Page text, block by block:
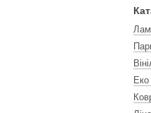
📌 Різноманітність дизайнів –
📌 Комфорт – зменшує рівень
Якщо вам потрібен ковролін
Класи
Під час вибору комерційного
Еко